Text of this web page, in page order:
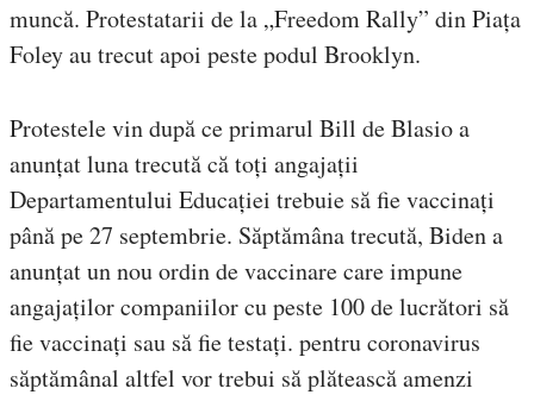
muncă. Protestatarii de la „Freedom Rally” din Piața
Foley au trecut apoi peste podul Brooklyn.
Protestele vin după ce primarul Bill de Blasio a
anunțat luna trecută că toți angajații
Departamentului Educației trebuie să fie vaccinați
până pe 27 septembrie. Săptămâna trecută, Biden a
anunțat un nou ordin de vaccinare care impune
angajaților companiilor cu peste 100 de lucrători să
fie vaccinați sau să fie testați. pentru coronavirus
săptămânal altfel vor trebui să plătească amenzi